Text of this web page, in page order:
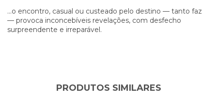
...o encontro, casual ou custeado pelo destino — tanto faz
— provoca inconcebíveis revelações, com desfecho
surpreendente e irreparável.
PRODUTOS SIMILARES